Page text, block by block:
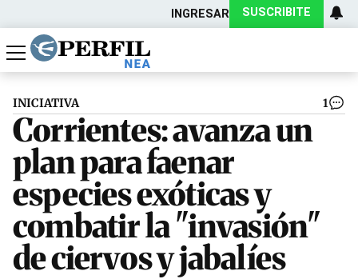
INGRESAR SUSCRIBITE
Política
Economía
Actualidad
INICIATIVA 1
Corrientes: avanza un
plan para faenar
especies exóticas y
combatir la "invasión"
de ciervos y jabalíes